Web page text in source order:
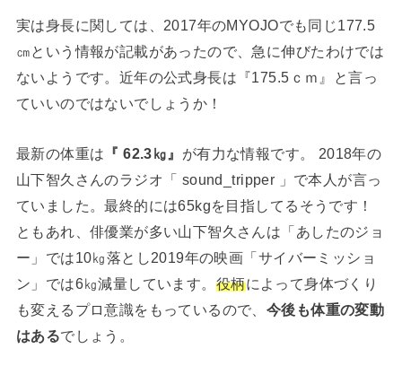
実は身長に関しては、2017年のMYOJOでも同じ177.5
㎝という情報が記載があったので、急に伸びたわけでは
ないようです。近年の公式身長は『175.5ｃｍ』と言っ
ていいのではないでしょうか！
最新の体重は 『 62.3㎏』 が有力な情報です。 2018年の
山下智久さんのラジオ「 sound_tripper 」で本人が言っ
ていました。最終的には65kgを目指してるそうです！
ともあれ、俳優業が多い山下智久さんは「あしたのジョ
ー」では10㎏落とし2019年の映画「サイバーミッショ
ン」では6㎏減量しています。 役柄によって身体づくり
も変えるプロ意識をもっているので、 今後も体重の変動
はあるでしょう。